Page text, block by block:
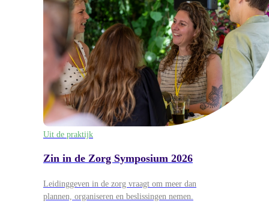
Uit de praktijk
Zin in de Zorg Symposium 2026
Leidinggeven in de zorg vraagt om meer dan
plannen, organiseren en beslissingen nemen.